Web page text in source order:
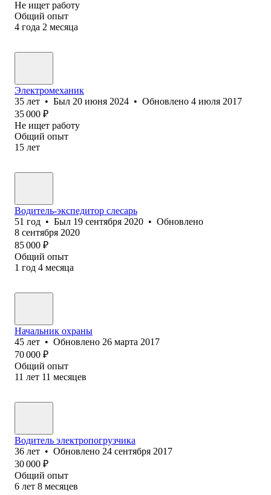
Не ищет работу
Общий опыт
4 года 2 месяца
Электромеханик
35 лет • Был 20 июня 2024 • Обновлено 4 июля 2017
35 000 ₽
Не ищет работу
Общий опыт
15 лет
Водитель-экспедитор слесарь
51 год • Был 19 сентября 2020 • Обновлено
8 сентября 2020
85 000 ₽
Общий опыт
1 год 4 месяца
Начальник охраны
45 лет • Обновлено 26 марта 2017
70 000 ₽
Общий опыт
11 лет 11 месяцев
Водитель электропогрузчика
36 лет • Обновлено 24 сентября 2017
30 000 ₽
Общий опыт
6 лет 8 месяцев